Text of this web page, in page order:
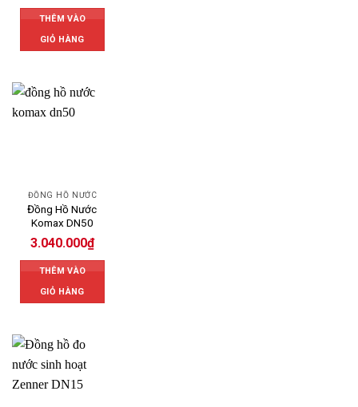
THÊM VÀO
GIỎ HÀNG
ĐỒNG HỒ NƯỚC
Đồng Hồ Nước
Komax DN50
3.040.000₫
THÊM VÀO
GIỎ HÀNG